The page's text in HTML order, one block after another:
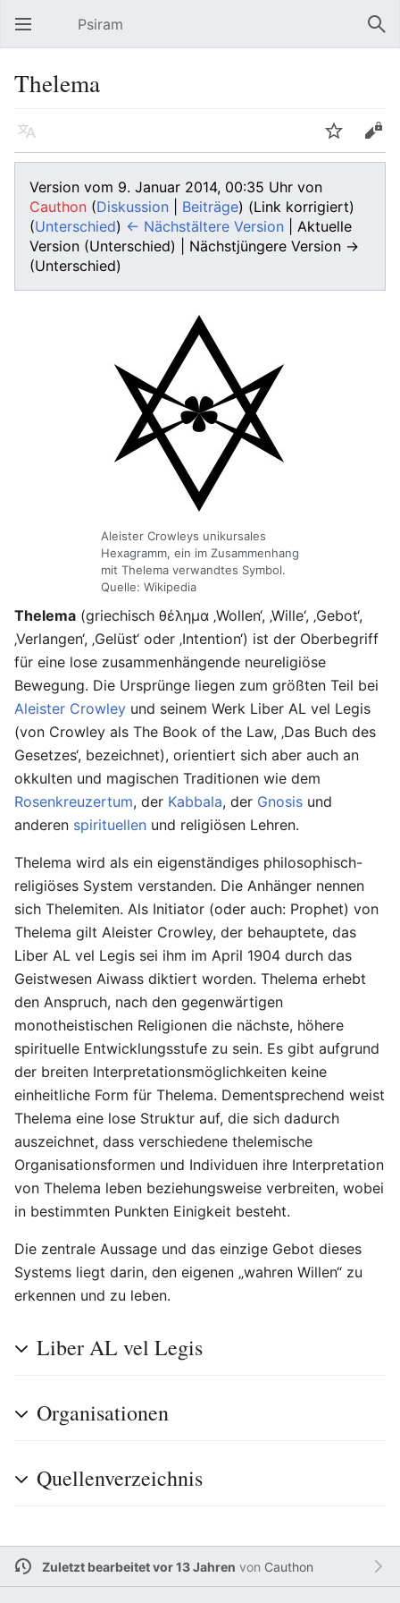
Hauptmenü öffnen Psiram
Thelema
Sprache Beobachten Bearbeiten
Version vom 9. Januar 2014, 00:35 Uhr von
Cauthon (Diskussion Beiträge) (Link korrigiert)
(Unterschied) ← Nächstältere Version | Aktuelle
Version (Unterschied) | Nächstjüngere Version →
(Unterschied)
Aleister Crowleys unikursales
Hexagramm, ein im Zusammenhang
mit Thelema verwandtes Symbol.
Quelle: Wikipedia
Thelema (griechisch θέλημα ‚Wollen‘, ‚Wille‘, ‚Gebot‘,
‚Verlangen‘, ‚Gelüst‘ oder ‚Intention‘) ist der Oberbegriff
für eine lose zusammenhängende neureligiöse
Bewegung. Die Ursprünge liegen zum größten Teil bei
Aleister Crowley und seinem Werk Liber AL vel Legis
(von Crowley als The Book of the Law, ‚Das Buch des
Gesetzes‘, bezeichnet), orientiert sich aber auch an
okkulten und magischen Traditionen wie dem
Rosenkreuzertum, der Kabbala, der Gnosis und
anderen spirituellen und religiösen Lehren.
Thelema wird als ein eigenständiges philosophisch-
religiöses System verstanden. Die Anhänger nennen
sich Thelemiten. Als Initiator (oder auch: Prophet) von
Thelema gilt Aleister Crowley, der behauptete, das
Liber AL vel Legis sei ihm im April 1904 durch das
Geistwesen Aiwass diktiert worden. Thelema erhebt
den Anspruch, nach den gegenwärtigen
monotheistischen Religionen die nächste, höhere
spirituelle Entwicklungsstufe zu sein. Es gibt aufgrund
der breiten Interpretationsmöglichkeiten keine
einheitliche Form für Thelema. Dementsprechend weist
Thelema eine lose Struktur auf, die sich dadurch
auszeichnet, dass verschiedene thelemische
Organisationsformen und Individuen ihre Interpretation
von Thelema leben beziehungsweise verbreiten, wobei
in bestimmten Punkten Einigkeit besteht.
Die zentrale Aussage und das einzige Gebot dieses
Systems liegt darin, den eigenen „wahren Willen“ zu
erkennen und zu leben.
Liber AL vel Legis
Organisationen
Quellenverzeichnis
Zuletzt bearbeitet vor 13 Jahren von Cauthon